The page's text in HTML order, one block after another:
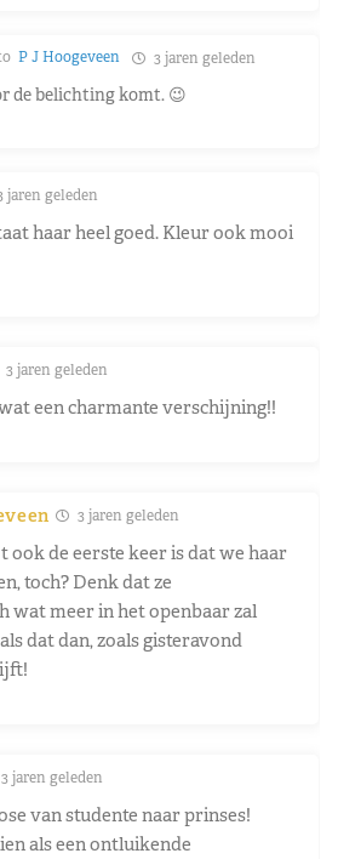
P J Hoogeveen 3 jaren geleden
de belichting komt. 😉
jaren geleden
haar heel goed. Kleur ook mooi
3 jaren geleden
een charmante verschijning!!
3 jaren geleden
ook de eerste keer is dat we haar
toch? Denk dat ze
wat meer in het openbaar zal
dat dan, zoals gisteravond
3 jaren geleden
van studente naar prinses!
als een ontluikende